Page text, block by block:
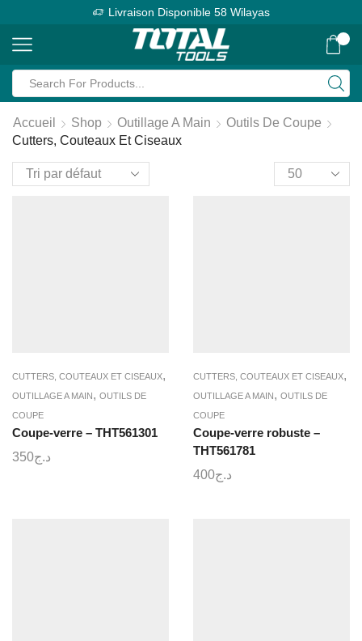
Livraison Disponible 58 Wilayas
Accueil Shop Outillage A Main
Outils De Coupe
Cutters, Couteaux Et Ciseaux
CUTTERS, COUTEAUX ET CISEAUX,
OUTILLAGE A MAIN, OUTILS DE
COUPE
Coupe-verre – THT561301
د.ج350
CUTTERS, COUTEAUX ET CISEAUX,
OUTILLAGE A MAIN, OUTILS DE
COUPE
Coupe-verre robuste –
THT561781
د.ج400